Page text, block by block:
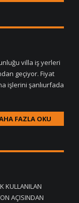
villa iş yerleri
geçiyor. Fiyat
işlerini şanlıurfada
FAZLA OKU
KULLANILAN
AÇISINDAN